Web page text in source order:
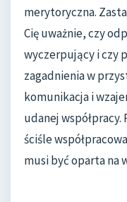
merytoryczna.
Cię uważnie, czy
wyczerpujący i czy
zagadnienia w
komunikacja i
udanej współpracy.
ściśle
musi być oparta na